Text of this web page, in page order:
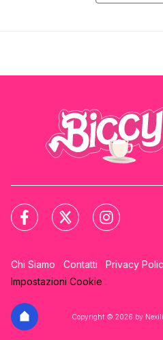
Chi Siamo Contatti Privacy
Impostazioni Cookie
Copyright © 2026 by